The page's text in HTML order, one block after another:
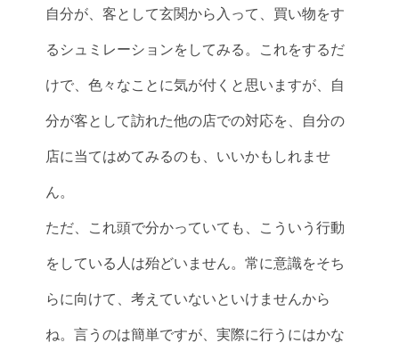
自分が、客として玄関から入って、買い物をす
るシュミレーションをしてみる。これをするだ
けで、色々なことに気が付くと思いますが、自
分が客として訪れた他の店での対応を、自分の
店に当てはめてみるのも、いいかもしれませ
ん。
ただ、これ頭で分かっていても、こういう行動
をしている人は殆どいません。常に意識をそち
らに向けて、考えていないといけませんから
ね。言うのは簡単ですが、実際に行うにはかな